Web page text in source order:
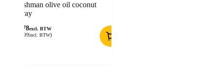
Nishman olive oil coconut
spray
5,78excl. BTW
6,99incl. BTW)